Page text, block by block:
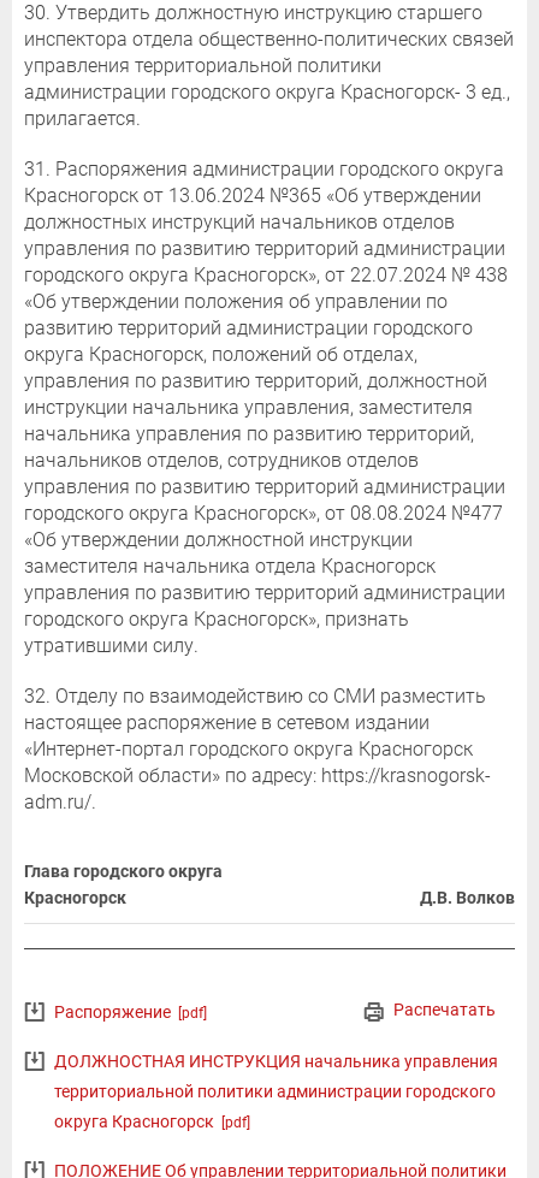
30. Утвердить должностную инструкцию старшего
инспектора отдела общественно-политических связей
управления территориальной политики
администрации городского округа Красногорск- 3 ед.,
прилагается.
31. Распоряжения администрации городского округа
Красногорск от 13.06.2024 №365 «Об утверждении
должностных инструкций начальников отделов
управления по развитию территорий администрации
городского округа Красногорск», от 22.07.2024 № 438
«Об утверждении положения об управлении по
развитию территорий администрации городского
округа Красногорск, положений об отделах,
управления по развитию территорий, должностной
инструкции начальника управления, заместителя
начальника управления по развитию территорий,
начальников отделов, сотрудников отделов
управления по развитию территорий администрации
городского округа Красногорск», от 08.08.2024 №477
«Об утверждении должностной инструкции
заместителя начальника отдела Красногорск
управления по развитию территорий администрации
городского округа Красногорск», признать
утратившими силу.
32. Отделу по взаимодействию со СМИ разместить
настоящее распоряжение в сетевом издании
«Интернет-портал городского округа Красногорск
Московской области» по адресу: https://krasnogorsk-
adm.ru/.
Глава городского округа
Красногорск
Д.В. Волков
Распечатать
Распоряжение [pdf]
ДОЛЖНОСТНАЯ ИНСТРУКЦИЯ начальника управления
территориальной политики администрации городского
округа Красногорск
[pdf]
ПОЛОЖЕНИЕ Об управлении территориальной политики